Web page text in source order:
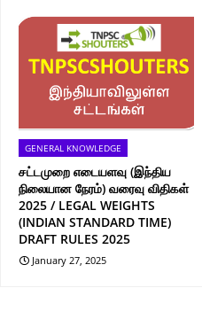
GENERAL KNOWLEDGE
சட்டமுறை எடையளவு (இந்திய
நிலையான நேரம்) வரைவு விதிகள்
2025 / LEGAL WEIGHTS
(INDIAN STANDARD TIME)
DRAFT RULES 2025
January 27, 2025